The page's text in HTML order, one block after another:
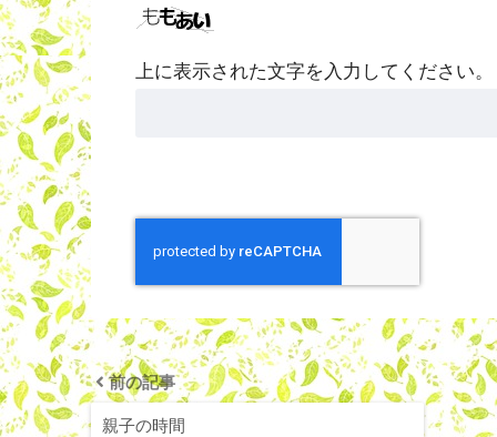
上に表示された文字を入力してください。
前の記事
親子の時間